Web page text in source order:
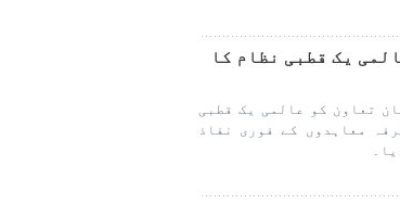
یک قطبی نظام کا
تعاون کو عالمی یک قطبی
معاہدوں کے فوری نفاذ